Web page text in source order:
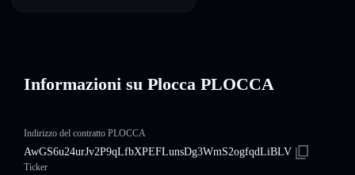
Informazioni su Plocca PLOCCA
Indirizzo del contratto PLOCCA
AwGS6u24urJv2P9qLfbXPEFLunsDg3WmS2ogfqdLiBLV
Ticker